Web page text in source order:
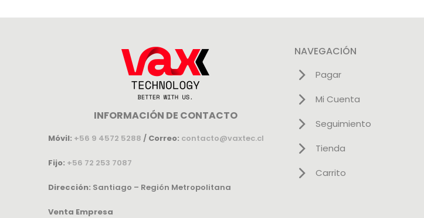
INFORMACIÓN DE CONTACTO
Móvil: +56 9 4572 5288 / Correo: contacto@vaxtec.cl
Fijo: +56 72 253 7087
Dirección: Santiago – Región Metropolitana
Venta Empresa
NAVEGACIÓN
Pagar
Mi Cuenta
Seguimiento
Tienda
Carrito